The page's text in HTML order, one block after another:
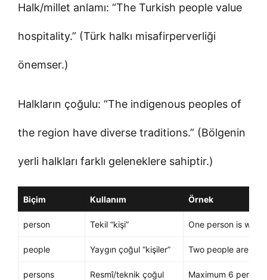
Halk/millet anlamı: “The Turkish people value
hospitality.” (Türk halkı misafirperverliği
önemser.)
Halkların çoğulu: “The indigenous peoples of
the region have diverse traditions.” (Bölgenin
yerli halkları farklı geleneklere sahiptir.)
Biçim Kullanım Örnek
person Tekil “kişi” One person is
people Yaygın çoğul “kişiler” Two people are
persons Resmî/teknik çoğul Maximum 6